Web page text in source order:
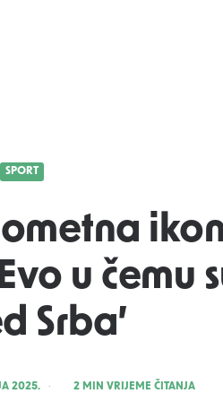
SPORT
u čemu
Srba’
2025. 2MIN VRIJEME ČITANJA